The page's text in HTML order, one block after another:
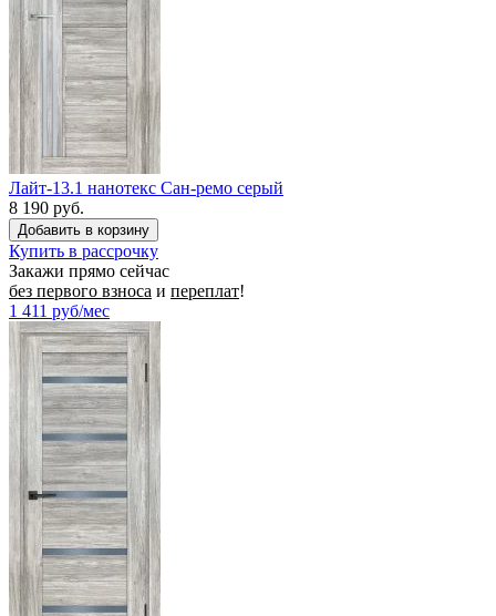
Лайт-13.1 нанотекс Сан-ремо серый
8 190 руб.
Купить в рассрочку
Закажи прямо сейчас
без первого взноса и переплат!
1 411 руб/мес